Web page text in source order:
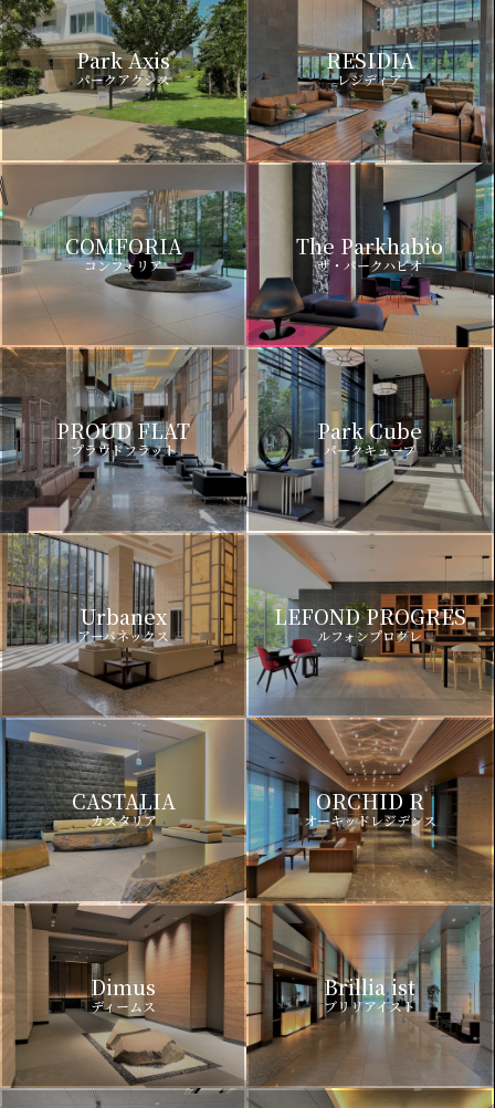
Park Axis
パークアクシス
RESIDIA
レジディア
COMFORIA
コンフォリア
The Parkhabio
ザ・パークハビオ
PROUD FLAT
プラウドフラット
Park Cube
パークキューブ
Urbanex
アーバネックス
LEFOND PROGRES
ルフォンプログレ
CASTALIA
カスタリア
ORCHID R
オーキッドレジデンス
Dimus
ディームス
Brillia ist
ブリリアイスト